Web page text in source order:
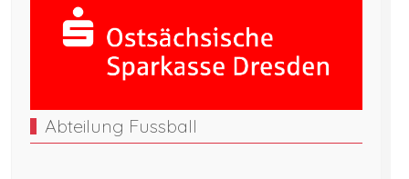
Abteilung Fussball